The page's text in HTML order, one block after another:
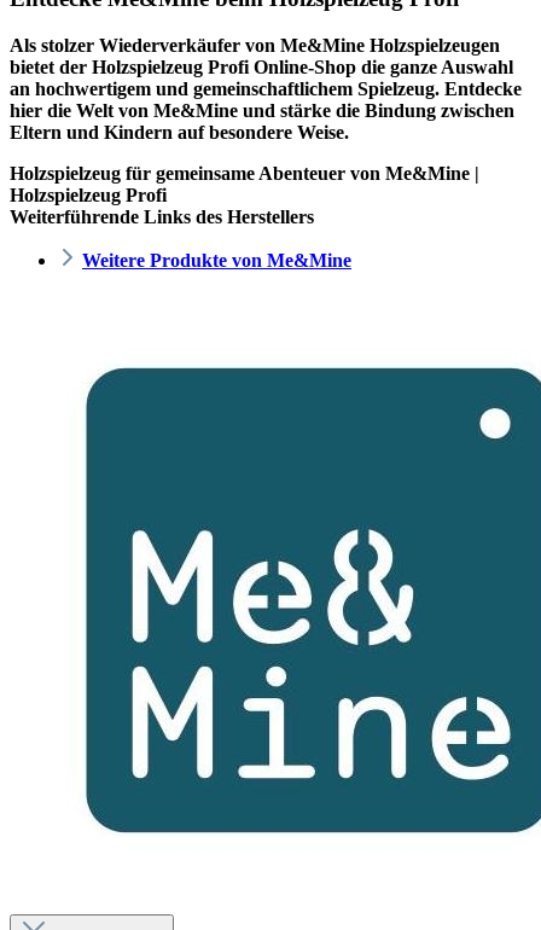
Als stolzer Wiederverkäufer von Me&Mine Holzspielzeugen
bietet der Holzspielzeug Profi Online-Shop die ganze Auswahl
an hochwertigem und gemeinschaftlichem Spielzeug. Entdecke
hier die Welt von Me&Mine und stärke die Bindung zwischen
Eltern und Kindern auf besondere Weise.
Holzspielzeug für gemeinsame Abenteuer von Me&Mine |
Holzspielzeug Profi
Weiterführende Links des Herstellers
Weitere Produkte von Me&Mine